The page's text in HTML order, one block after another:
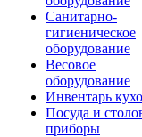
Санитарно-
гигиеническое
оборудование
Весовое
оборудование
Инвентарь
Посуда и
приборы